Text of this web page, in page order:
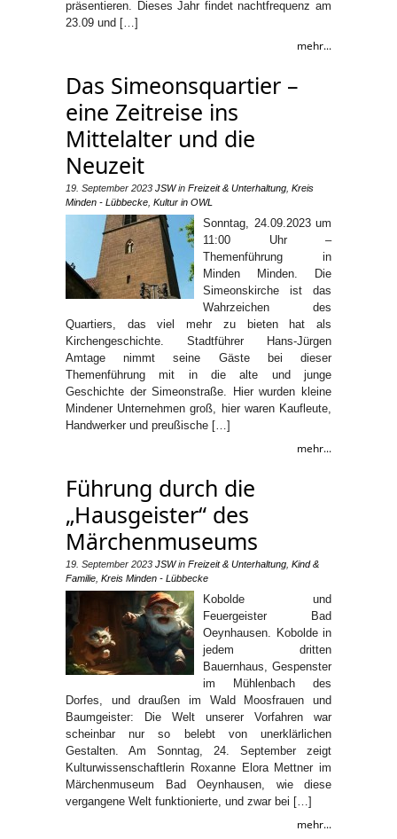
präsentieren. Dieses Jahr findet nachtfrequenz am
23.09 und […]
mehr...
Das Simeonsquartier –
eine Zeitreise ins
Mittelalter und die
Neuzeit
19. September 2023 JSWin Freizeit & Unterhaltung Kreis
Minden - Lübbecke Kultur in OWL
Sonntag, 24.09.2023 um
11:00 Uhr –
Themenführung in
Minden Minden. Die
Simeonskirche ist das
Wahrzeichen des
Quartiers, das viel mehr zu bieten hat als
Kirchengeschichte. Stadtführer Hans-Jürgen
Amtage nimmt seine Gäste bei dieser
Themenführung mit in die alte und junge
Geschichte der Simeonstraße. Hier wurden kleine
Mindener Unternehmen groß, hier waren Kaufleute,
Handwerker und preußische […]
mehr...
Führung durch die
„Hausgeister“ des
Märchenmuseums
19. September 2023 JSWin Freizeit & Unterhaltung Kind &
Familie Kreis Minden - Lübbecke
Kobolde und
Feuergeister Bad
Oeynhausen. Kobolde in
jedem dritten
Bauernhaus, Gespenster
im Mühlenbach des
Dorfes, und draußen im Wald Moosfrauen und
Baumgeister: Die Welt unserer Vorfahren war
scheinbar nur so belebt von unerklärlichen
Gestalten. Am Sonntag, 24. September zeigt
Kulturwissenschaftlerin Roxanne Elora Mettner im
Märchenmuseum Bad Oeynhausen, wie diese
vergangene Welt funktionierte, und zwar bei […]
mehr...